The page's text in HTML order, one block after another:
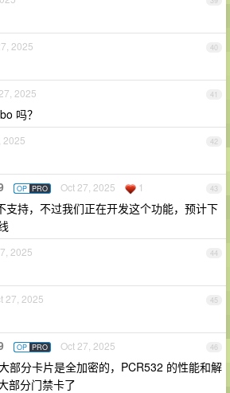
40
2025
41
2025
吗？
42
2025
43
OP PRO Oct 27, 2025 1
支持，不过我们正在开发这个功能，预计下
44
2025
45
27, 2025
46
OP PRO Oct 27, 2025
部分卡片是全加密的，PCR532 的性能和解
部分门禁卡了